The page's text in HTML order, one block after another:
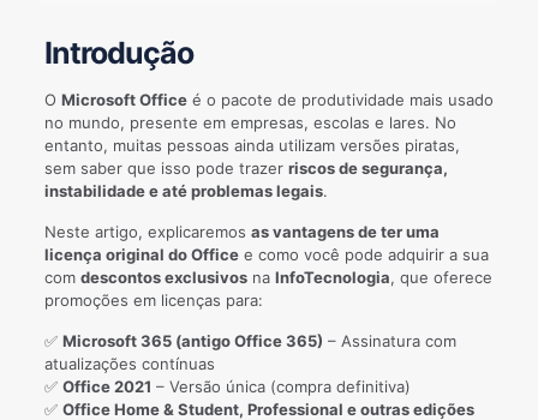
Introdução
O Microsoft Officeé o pacote de produtividade mais usado
no mundo, presente em empresas, escolas e lares. No
entanto, muitas pessoas ainda utilizam versões piratas,
sem saber que isso pode trazer riscos de segurança,
instabilidade e até problemas legais.
Neste artigo, explicaremos as vantagens de ter uma
licença original do Officee como você pode adquirir a sua
com descontos exclusivosna InfoTecnologia, que oferece
promoções em licenças para:
✅ Microsoft 365 (antigo Office 365) – Assinatura com
atualizações contínuas
✅ Office 2021 – Versão única (compra definitiva)
✅ Office Home & Student, Professional e outras edições